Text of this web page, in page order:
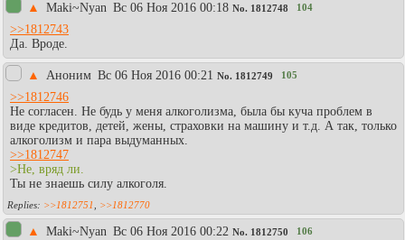
▲ Maki~Nyan Вc 06 Ноя 2016 00:18 No. 1812748 104
>>1812743
Да. Вроде.
▲ Аноним Вc 06 Ноя 2016 00:21 No. 1812749 105
>>1812746
Не согласен. Не будь у меня алкоголизма, была бы куча проблем в
виде кредитов, детей, жены, страховки на машину и т.д. А так, только
алкоголизм и пара выдуманных.
>>1812747
>Не, вряд ли.
Ты не знаешь силу алкоголя.
>>1812751 >>1812770
▲ Maki~Nyan Вc 06 Ноя 2016 00:22 No. 1812750 106